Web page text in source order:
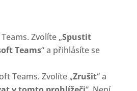
Zvolíte „Spustit
Teams“ a přihlásíte se
Teams. Zvolíte „Zrušit“ a